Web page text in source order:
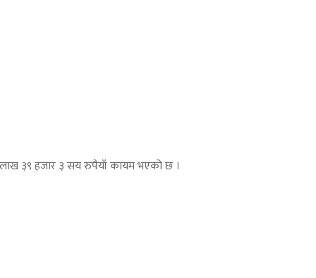
३९ हजार ३ सय रुपैयाँ कायम भएको छ ।